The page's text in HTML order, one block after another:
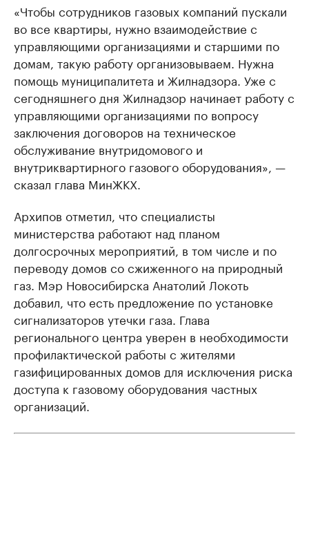
«Чтобы сотрудников газовых компаний пускали
во все квартиры, нужно взаимодействие с
управляющими организациями и старшими по
домам, такую работу организовываем. Нужна
помощь муниципалитета и Жилнадзора. Уже с
сегодняшнего дня Жилнадзор начинает работу с
управляющими организациями по вопросу
заключения договоров на техническое
обслуживание внутридомового и
внутриквартирного газового оборудования», —
сказал глава МинЖКХ.
Архипов отметил, что специалисты
министерства работают над планом
долгосрочных мероприятий, в том числе и по
переводу домов со сжиженного на природный
газ. Мэр Новосибирска Анатолий Локоть
добавил, что есть предложение по установке
сигнализаторов утечки газа. Глава
регионального центра уверен в необходимости
профилактической работы с жителями
газифицированных домов для исключения риска
доступа к газовому оборудования частных
организаций.